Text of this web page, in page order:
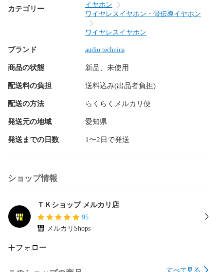
カテゴリー
イヤホン
ワイヤレスイヤホン・骨伝導イヤホン
ワイヤレスイヤホン
ブランド audio technica
商品の状態 新品、未使用
配送料の負担 送料込み(出品者負担)
配送の方法 らくらくメルカリ便
発送元の地域 愛知県
発送までの日数 1〜2日で発送
ショップ情報
ＴＫショップ メルカリ店
95
メルカリShops
フォロー
すべて見る